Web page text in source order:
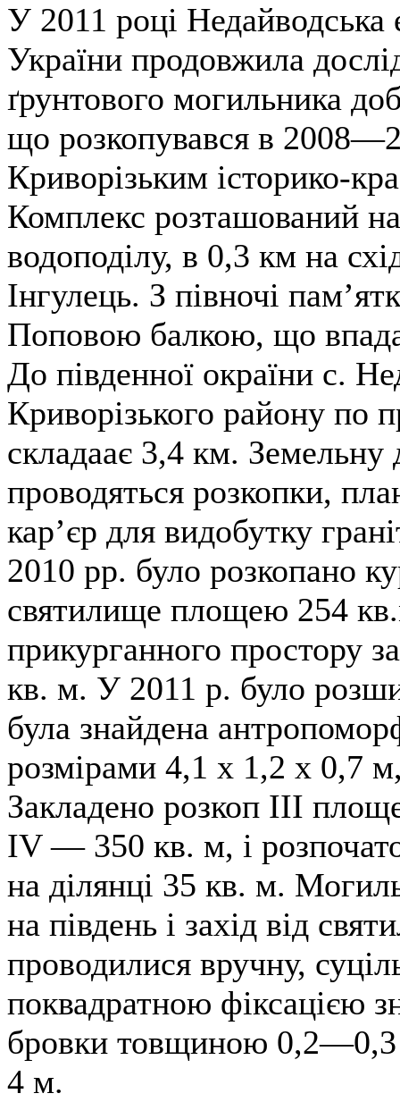
У 2011 році
України продовжила
ґрунтового могильника
що розкопувався в
Криворізьким історико-
Комплекс розташований
водоподілу, в 0,3 км на
Інгулець. З півночі
Поповою балкою, що
До південної окраїни с.
Криворізького району по
складаає 3,4 км. Земельну
проводяться розкопки,
кар’єр для видобутку
2010 рр. було розкопано
святилище площею 254
прикурганного простору
кв. м. У 2011 р. було
була знайдена
розмірами 4,1 х 1,2 х 0,7
Закладено розкоп ІІІ
ІV — 350 кв. м, і
на ділянці 35 кв. м.
на південь і захід від
проводилися вручну,
поквадратною фіксацією
бровки товщиною 0,2—0,3
4 м.